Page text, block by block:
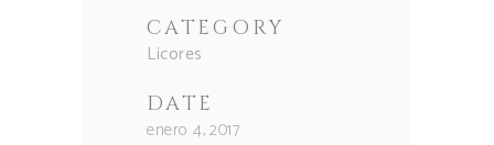
CATEGORY
Licores
DATE
enero 4, 2017